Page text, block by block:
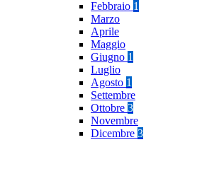
Febbraio 1
Marzo
Aprile
Maggio
Giugno 1
Luglio
Agosto 1
Settembre
Ottobre 3
Novembre
Dicembre 3